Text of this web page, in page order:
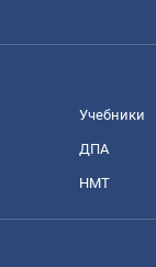
Учебники
ДПА
НМТ